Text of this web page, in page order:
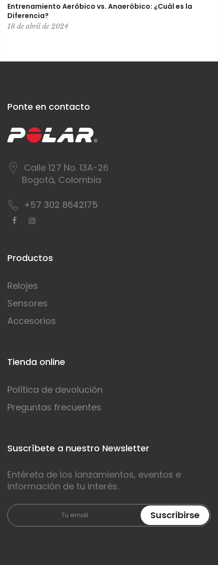
Entrenamiento Aeróbico vs. Anaeróbico: ¿Cuál es la
Diferencia?
18 de abril de 2024
Ponte en contacto
Calle 127 No. 13A-26
Bogotá, Colombia
+57 302 8642175
Productos
Relojes
Sensores
Accesorios
Tienda online
Política de devolución
Preguntas frecuentes
Suscríbete a nuestro Newsletter
Entéreta de los lanzamientos, eventos e
información de tu interés.
Suscribirse